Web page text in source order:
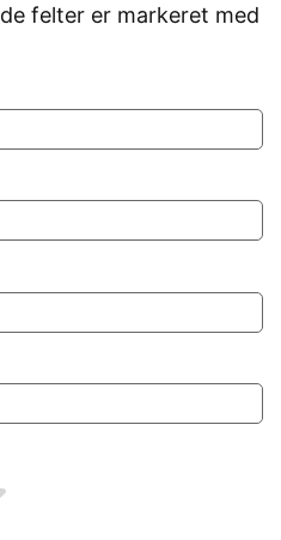
felter er markeret med